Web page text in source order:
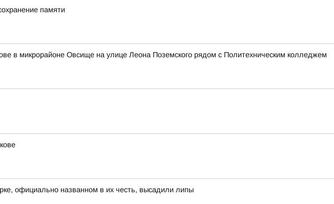
памяти
в микрорайоне Овсище на улице Леона Поземского рядом с Политехническим колледжем
официально названном в их честь, высадили липы